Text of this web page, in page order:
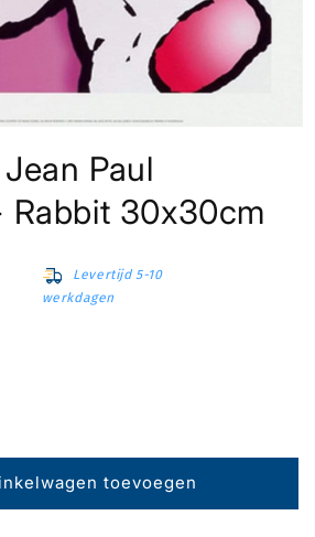
Paul
Rabbit 30x30cm
Levertijd 5-10
werkdagen
toevoegen